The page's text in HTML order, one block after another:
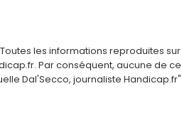
les informations reproduites
Par conséquent, aucune de
Dal'Secco, journaliste Handicap.fr"